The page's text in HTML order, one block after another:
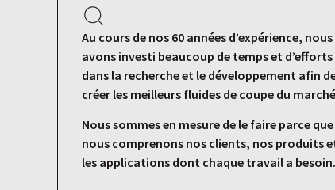
Au cours de nos 60 années d’expérience, nous
avons investi beaucoup de temps et d’efforts
dans la recherche et le développement afin
créer les meilleurs fluides de coupe du
Nous sommes en mesure de le faire parce que
nous comprenons nos clients, nos produits
les applications dont chaque travail a besoin.